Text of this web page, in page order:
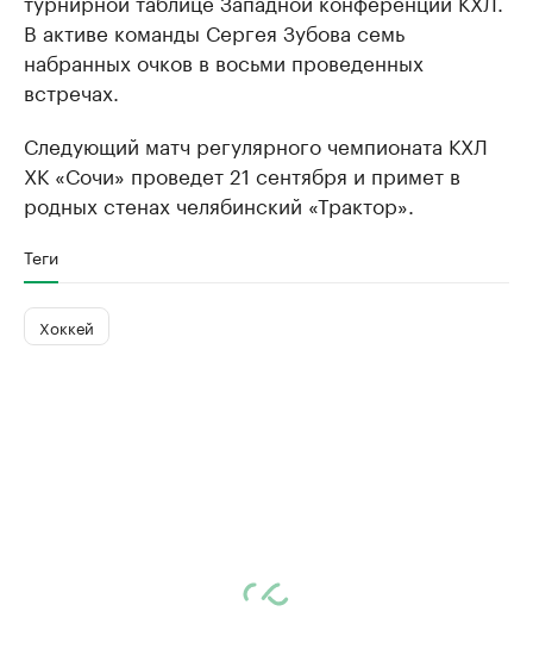
В активе команды Сергея Зубова семь
набранных очков в восьми проведенных
встречах.
Следующий матч регулярного чемпионата КХЛ
ХК «Сочи» проведет 21 сентября и примет в
родных стенах челябинский «Трактор».
Теги
Хоккей